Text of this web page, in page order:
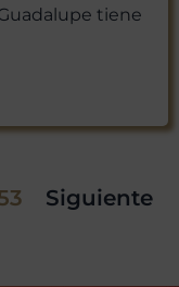
tiene
Siguiente